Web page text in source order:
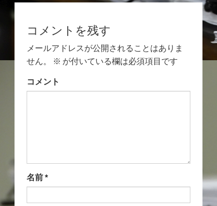
コメントを残す
メールアドレスが公開されることはありま
せん。
※ が付いている欄は必須項目です
コメント
名前*